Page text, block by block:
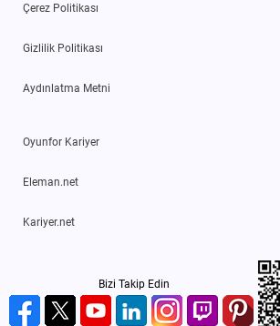
Çerez Politikası
Gizlilik Politikası
Aydınlatma Metni
Oyunfor Kariyer
Eleman.net
Kariyer.net
Bizi Takip Edin